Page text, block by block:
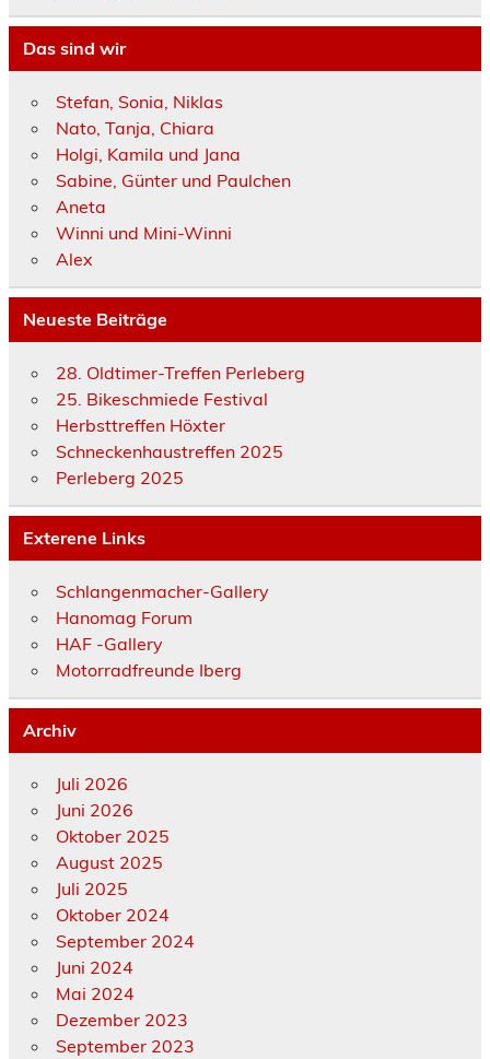
Das sind wir
Stefan, Sonia, Niklas
Nato, Tanja, Chiara
Holgi, Kamila und Jana
Sabine, Günter und Paulchen
Aneta
Winni und Mini-Winni
Alex
Neueste Beiträge
28. Oldtimer-Treffen Perleberg
25. Bikeschmiede Festival
Herbsttreffen Höxter
Schneckenhaustreffen 2025
Perleberg 2025
Exterene Links
Schlangenmacher-Gallery
Hanomag Forum
HAF -Gallery
Motorradfreunde Iberg
Archiv
Juli 2026
Juni 2026
Oktober 2025
August 2025
Juli 2025
Oktober 2024
September 2024
Juni 2024
Mai 2024
Dezember 2023
September 2023